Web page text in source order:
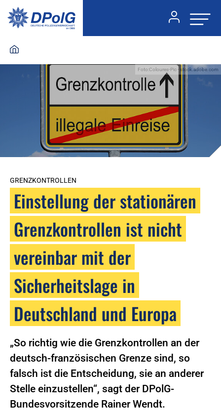
Foto:Coloures-Pic - stock.adobe.com
GRENZKONTROLLEN
Einstellung der stationären
Grenzkontrollen ist nicht
vereinbar mit der
Sicherheitslage in
Deutschland und Europa
„So richtig wie die Grenzkontrollen an der
deutsch-französischen Grenze sind, so
falsch ist die Entscheidung, sie an anderer
Stelle einzustellen“, sagt der DPolG-
Bundesvorsitzende Rainer Wendt.